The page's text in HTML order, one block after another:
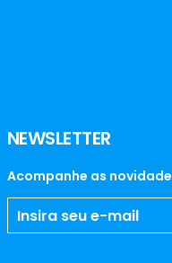
NEWSLETTER
Acompanhe as